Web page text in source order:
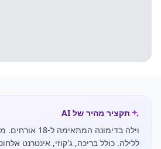
תקציר מהיר של AI
ללילה. כולל בריכה, ג'קוזי, אינטרנט